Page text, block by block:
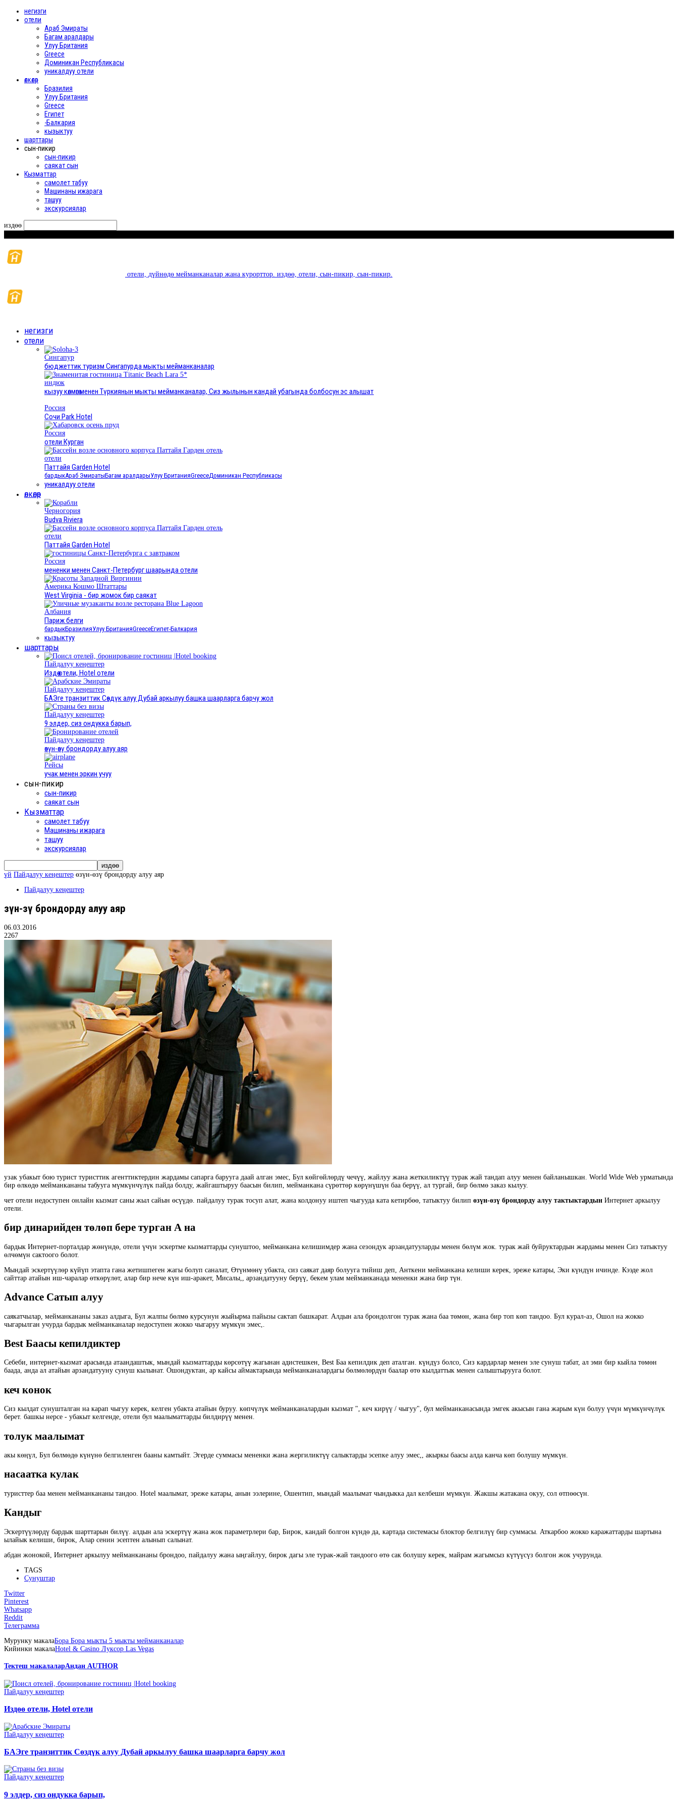
негизги
отели
Араб Эмираты
Багам аралдары
Улуу Британия
Greece
Доминикан Республикасы
уникалдуу отели
өлкөлөр
Бразилия
Улуу Британия
Greece
Египет
-Балкария
кызыктуу
шарттары
сын-пикир
сын-пикир
саякат сын
Кызматтар
самолет табуу
Машинаны ижарага
ташуу
экскурсиялар
издөө
отели, дүйнөдө мейманканалар жана курорттор. издөө, отели, сын-пикир, сын-пикир.
негизги
отели
Сингапур
бюджеттик туризм Сингапурда мыкты мейманканалар
индюк
кызуу көлмөгө менен Түркиянын мыкты мейманканалар, Сиз жылынын кандай убагында болбосун эс алышат
Россия
Сочи Park Hotel
Россия
отели Курган
отели
Паттайя Garden Hotel
бардыкАраб ЭмиратыБагам аралдарыУлуу БританияGreeceДоминикан Республикасы
уникалдуу отели
өлкөлөр
Черногория
Budva Riviera
отели
Паттайя Garden Hotel
Россия
мененки менен Санкт-Петербург шаарында отели
Америка Кошмо Штаттары
West Virginia - бир жомок бир саякат
Албания
Париж белги
бардыкБразилияУлуу БританияGreeceЕгипет-Балкария
кызыктуу
шарттары
Пайдалуу кеңештер
Издөө отели, Hotel отели
Пайдалуу кеңештер
БАЭге транзиттик Сөздүк алуу Дубай аркылуу башка шаарларга барчу жол
Пайдалуу кеңештер
9 элдер, сиз ондукка барып,
Пайдалуу кеңештер
өзүн-өзү брондорду алуу аяр
Рейсы
учак менен эркин учуу
сын-пикир
сын-пикир
саякат сын
Кызматтар
самолет табуу
Машинаны ижарага
ташуу
экскурсиялар
үй Пайдалуу кеңештер өзүн-өзү брондорду алуу аяр
Пайдалуу кеңештер
өзүн-өзү брондорду алуу аяр
06.03.2016
2267
узак убакыт бою турист туристтик агенттиктердин жардамы сапарга барууга даай алган эмес, Бул көйгөйлөрдү чечүү, жайлуу жана жеткиликтүү турак жай тандап алуу менен байланышкан. World Wide Web урматында
бир өлкөдө мейманкананы табууга мүмкүнчүлүк пайда болду, жайгаштыруу баасын билип, мейманкана сүрөттөр көрүнүшүн баа берүү, ал тургай, бир бөлмө заказ кылуу.
чет отели недоступен онлайн кызмат саны жыл сайын өсүүдө. пайдалуу турак тосуп алат, жана колдонуу иштеп чыгууда ката кетирбөө, татыктуу билип өзүн-өзү брондорду алуу тактыктардын Интернет аркылуу
отели.
бир динарийден төлөп бере турган А на
бардык Интернет-порталдар жөнүндө, отели үчүн эскертме кызматтарды сунуштоо, мейманкана келишимдер жана сезондук арзандатууларды менен бөлүм жок. турак жай буйруктардын жардамы менен Сиз татыктуу
өлчөмүн сактоого болот.
Мындай эскертүүлөр күйүп этапта гана жетишпеген жагы болуп саналат, Өтүнмөнү убакта, сиз саякат даяр болууга тийиш деп, Анткени мейманкана келиши керек, эреже катары, Эки күндүн ичинде. Кээде жол
сайттар атайын иш-чаралар өткөрүлөт, алар бир нече күн иш-аракет, Мисалы,, арзандатууну берүү, бекем улам мейманканада мененки жана бир түн.
Advance Сатып алуу
саякатчылар, мейманкананы заказ алдыга, Бул жалпы бөлмө курсунун жыйырма пайызы сактап башкарат. Алдын ала брондолгон турак жана баа төмөн, жана бир топ көп тандоо. Бул курал-аз, Ошол на жокко
чыгарылган учурда бардык мейманканалар недоступен жокко чыгаруу мүмкүн эмес,.
Best Баасы кепилдиктер
Себеби, интернет-кызмат арасында атаандаштык, мындай кызматтарды көрсөтүү жагынан адистешкен, Best Баа кепилдик деп аталган. күндүз болсо, Сиз кардарлар менен эле сунуш табат, ал эми бир кыйла төмөн
баада, анда ал атайын арзандатууну сунуш кылынат. Ошондуктан, ар кайсы аймактарында мейманканалардагы бөлмөлөрдүн баалар өтө кылдаттык менен салыштырууга болот.
кеч конок
Сиз кылдат сунушталган на карап чыгуу керек, келген убакта атайын буруу. көпчүлүк мейманканалардын кызмат ", кеч кирүү / чыгуу", бул мейманканасында эмгек акысын гана жарым күн болуу үчүн мүмкүнчүлүк
берет. башкы нерсе - убакыт келгенде, отели бул маалыматтарды билдирүү менен.
толук маалымат
акы көңүл, Бул бөлмөдө күнүнө белгиленген бааны камтыйт. Эгерде суммасы мененки жана жергиликтүү салыктарды эсепке алуу эмес,, акыркы баасы алда канча көп болушу мүмкүн.
насаатка кулак
туристтер баа менен мейманкананы тандоо. Hotel маалымат, эреже катары, анын ээлерине, Ошентип, мындай маалымат чындыкка дал келбеши мүмкүн. Жакшы жатакана окуу, сол өтпөөсүн.
Кандыг
Эскертүүлөрдү бардык шарттарын билүү. алдын ала эскертүү жана жок параметрлери бар, Бирок, кандай болгон күндө да, картада системасы блоктор белгилүү бир суммасы. Аткарбоо жокко каражаттарды шартына
ылайык келиши, бирок, Алар сенин эсептен алынып салынат.
абдан жонокой, Интернет аркылуу мейманкананы брондоо, пайдалуу жана ыңгайлуу, бирок дагы эле турак-жай тандоого өтө сак болушу керек, майрам жагымсыз күтүүсүз болгон жок учурунда.
TAGS
Сунуштар
Twitter
Pinterest
Whatsapp
Reddit
Телеграмма
Мурунку макалаБора Бора мыкты 5 мыкты мейманканалар
Кийинки макалаHotel & Casino Луксор Las Vegas
Тектеш макалаларАндан AUTHOR
Пайдалуу кеңештер
Издөө отели, Hotel отели
Пайдалуу кеңештер
БАЭге транзиттик Сөздүк алуу Дубай аркылуу башка шаарларга барчу жол
Пайдалуу кеңештер
9 элдер, сиз ондукка барып,